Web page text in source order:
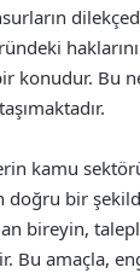
konudur. Bu
kamu
doğru bir
bireyin,
Bu amaçla,